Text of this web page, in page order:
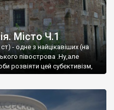
Місто Ч.1
- одне з найцікавіших (на
півострова .Ну,але
розвіяти цей субєктивізм,